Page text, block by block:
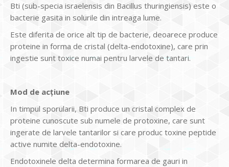
Bti (sub-specia israelensis din Bacillus thuringiensis) este o
bacterie gasita in solurile din intreaga lume.
Este diferita de orice alt tip de bacterie, deoarece produce
proteine ​​in forma de cristal (delta-endotoxine), care prin
ingestie sunt toxice numai pentru larvele de tantari.
Mod de acțiune
In timpul sporularii, Bti produce un cristal complex de
proteine ​​cunoscute sub numele de protoxine, care sunt
ingerate de larvele tantarilor si care produc toxine peptide
active numite delta-endotoxine.
Endotoxinele delta determina formarea de gauri in